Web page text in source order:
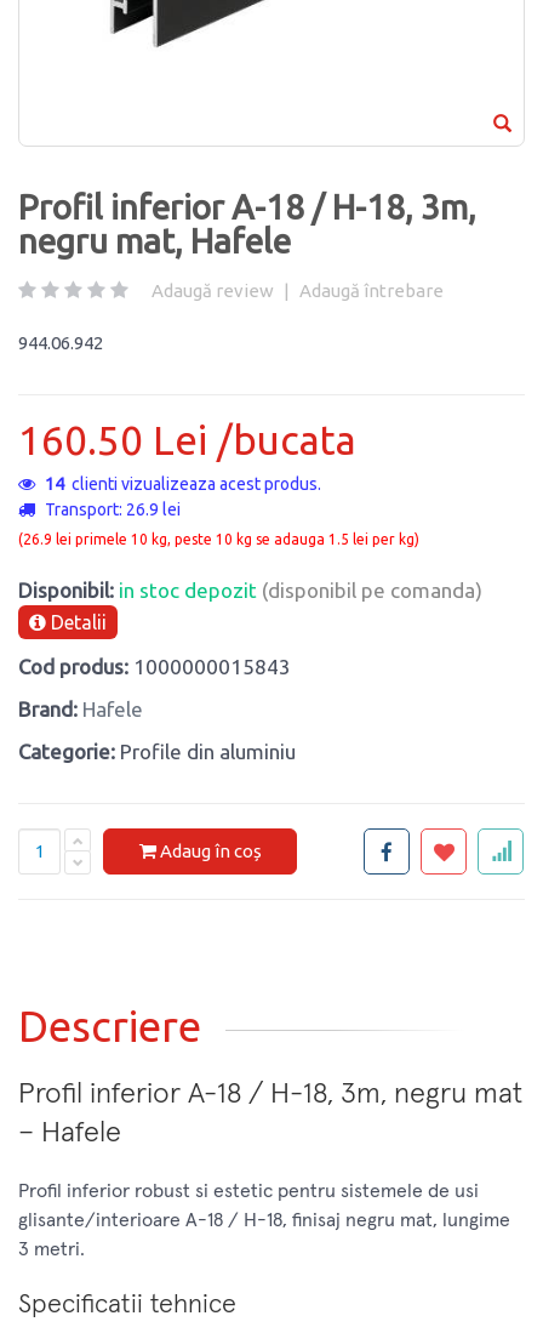
Profil inferior A-18 / H-18, 3m,
negru mat, Hafele
Adaugă review | Adaugă întrebare
944.06.942
160.50 Lei /bucata
14clienti vizualizeaza acest produs.
Transport: 26.9 lei
(26.9 lei primele 10 kg, peste 10 kg se adauga 1.5 lei per kg)
Disponibil: in stoc depozit (disponibil pe comanda)
Detalii
Cod produs: 1000000015843
Brand: Hafele
Categorie: Profile din aluminiu
Adaug în coș
Descriere
Profil inferior A-18 / H-18, 3m, negru mat
– Hafele
Profil inferior robust si estetic pentru sistemele de usi
glisante/interioare A-18 / H-18, finisaj negru mat, lungime
3 metri.
Specificatii tehnice